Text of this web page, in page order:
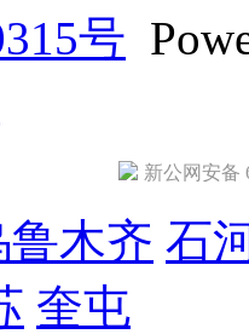
号
新公网安备
鲁木齐 石
奎屯